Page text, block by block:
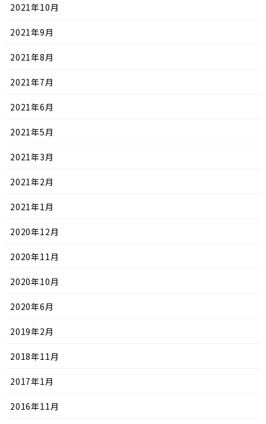
2021年10月
2021年9月
2021年8月
2021年7月
2021年6月
2021年5月
2021年3月
2021年2月
2021年1月
2020年12月
2020年11月
2020年10月
2020年6月
2019年2月
2018年11月
2017年1月
2016年11月